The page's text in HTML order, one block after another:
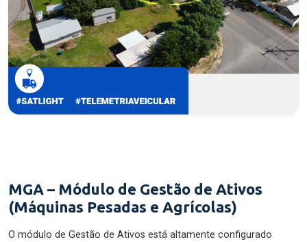
MGA – Módulo de Gestão de Ativos
(Máquinas Pesadas e Agrícolas)
O módulo de Gestão de Ativos está altamente configurado